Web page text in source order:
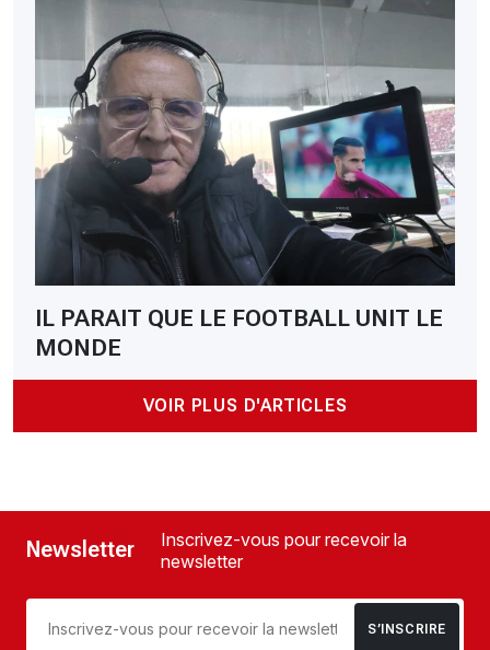
IL PARAIT QUE LE FOOTBALL UNIT LE
MONDE
VOIR PLUS D'ARTICLES
Newsletter
Inscrivez-vous pour recevoir la
newsletter
S’INSCRIRE